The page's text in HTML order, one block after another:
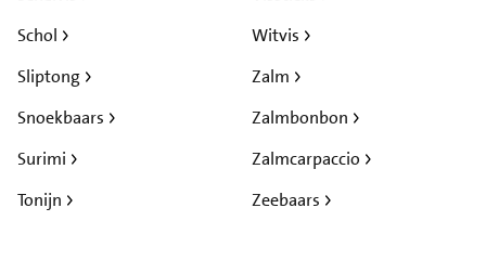
Schol
Sliptong
Snoekbaars
Surimi
Tonijn
Witvis
Zalm
Zalmbonbon
Zalmcarpaccio
Zeebaars